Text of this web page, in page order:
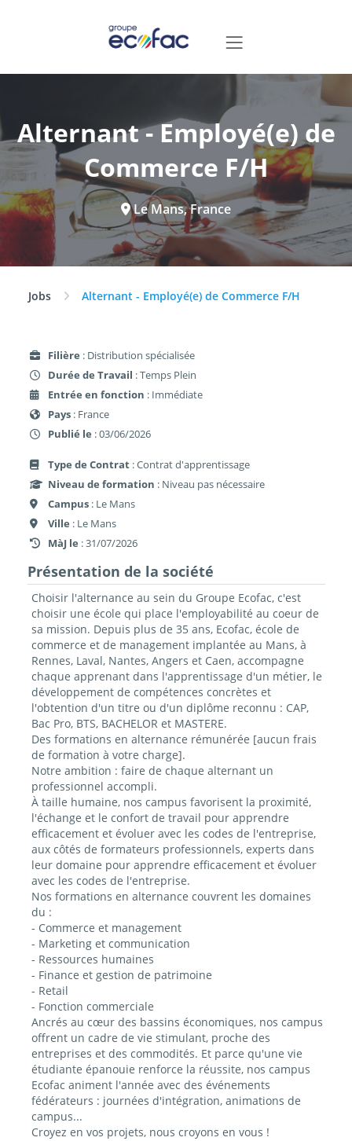
Alternant - Employé(e) de
Commerce F/H
Le Mans, France
Jobs Alternant - Employé(e) de Commerce F/H
Filière : Distribution spécialisée
Durée de Travail : Temps Plein
Entrée en fonction : Immédiate
Pays : France
Publié le : 03/06/2026
Type de Contrat : Contrat d'apprentissage
Niveau de formation : Niveau pas nécessaire
Campus : Le Mans
Ville : Le Mans
MàJ le : 31/07/2026
Présentation de la société
Choisir l'alternance au sein du Groupe Ecofac, c'est
choisir une école qui place l'employabilité au coeur de
sa mission. Depuis plus de 35 ans, Ecofac, école de
commerce et de management implantée au Mans, à
Rennes, Laval, Nantes, Angers et Caen, accompagne
chaque apprenant dans l'apprentissage d'un métier, le
développement de compétences concrètes et
l'obtention d'un titre ou d'un diplôme reconnu : CAP,
Bac Pro, BTS, BACHELOR et MASTERE.
Des formations en alternance rémunérée [aucun frais
de formation à votre charge].
Notre ambition : faire de chaque alternant un
professionnel accompli.
À taille humaine, nos campus favorisent la proximité,
l'échange et le confort de travail pour apprendre
efficacement et évoluer avec les codes de l'entreprise,
aux côtés de formateurs professionnels, experts dans
leur domaine pour apprendre efficacement et évoluer
avec les codes de l'entreprise.
Nos formations en alternance couvrent les domaines
du :
- Commerce et management
- Marketing et communication
- Ressources humaines
- Finance et gestion de patrimoine
- Retail
- Fonction commerciale
Ancrés au cœur des bassins économiques, nos campus
offrent un cadre de vie stimulant, proche des
entreprises et des commodités. Et parce qu'une vie
étudiante épanouie renforce la réussite, nos campus
Ecofac animent l'année avec des événements
fédérateurs : journées d'intégration, animations de
campus...
Croyez en vos projets, nous croyons en vous !